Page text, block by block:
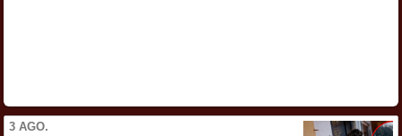
3 AGO.